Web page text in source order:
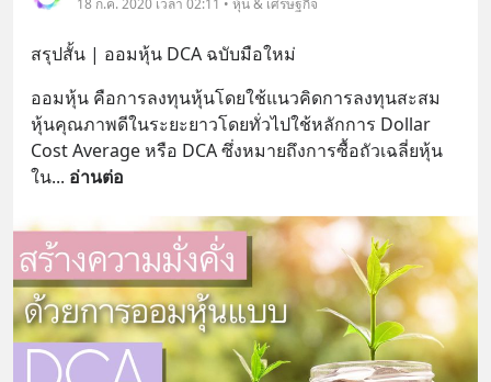
18 ก.ค. 2020 เวลา 02:11 • หุ้น & เศรษฐกิจ
สรุปสั้น | ออมหุ้น DCA ฉบับมือใหม่
ออมหุ้น คือการลงทุนหุ้นโดยใช้แนวคิดการลงทุนสะสม
หุ้นคุณภาพดีในระยะยาวโดยทั่วไปใช้หลักการ Dollar
Cost Average หรือ DCA ซึ่งหมายถึงการซื้อถัวเฉลี่ยหุ้น
ใน... อ่านต่อ